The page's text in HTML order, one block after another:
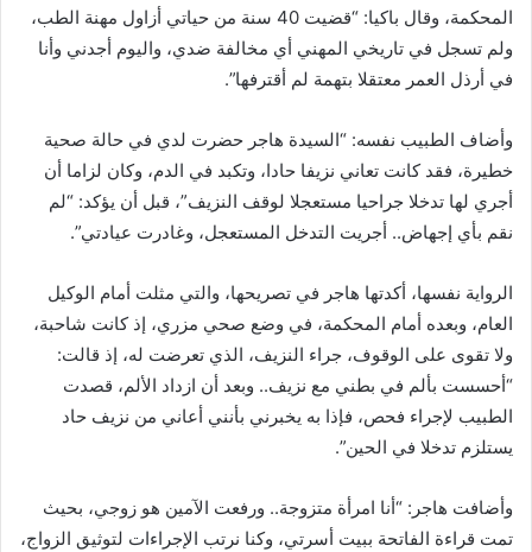
المحكمة، وقال باكيا: “قضيت 40 سنة من حياتي أزاول مهنة الطب،
ولم تسجل في تاريخي المهني أي مخالفة ضدي، واليوم أجدني وأنا
في أرذل العمر معتقلا بتهمة لم أقترفها”.
وأضاف الطبيب نفسه: “السيدة هاجر حضرت لدي في حالة صحية
خطيرة، فقد كانت تعاني نزيفا حادا، وتكبد في الدم، وكان لزاما أن
أجري لها تدخلا جراحيا مستعجلا لوقف النزيف”، قبل أن يؤكد: “لم
نقم بأي إجهاض.. أجريت التدخل المستعجل، وغادرت عيادتي”.
الرواية نفسها، أكدتها هاجر في تصريحها، والتي مثلت أمام الوكيل
العام، وبعده أمام المحكمة، في وضع صحي مزري، إذ كانت شاحبة،
ولا تقوى على الوقوف، جراء النزيف، الذي تعرضت له، إذ قالت:
“أحسست بألم في بطني مع نزيف.. وبعد أن ازداد الألم، قصدت
الطبيب لإجراء فحص، فإذا به يخبرني بأنني أعاني من نزيف حاد
يستلزم تدخلا في الحين”.
وأضافت هاجر: “أنا امرأة متزوجة.. ورفعت الآمين هو زوجي، بحيث
تمت قراءة الفاتحة ببيت أسرتي، وكنا نرتب الإجراءات لتوثيق الزواج،